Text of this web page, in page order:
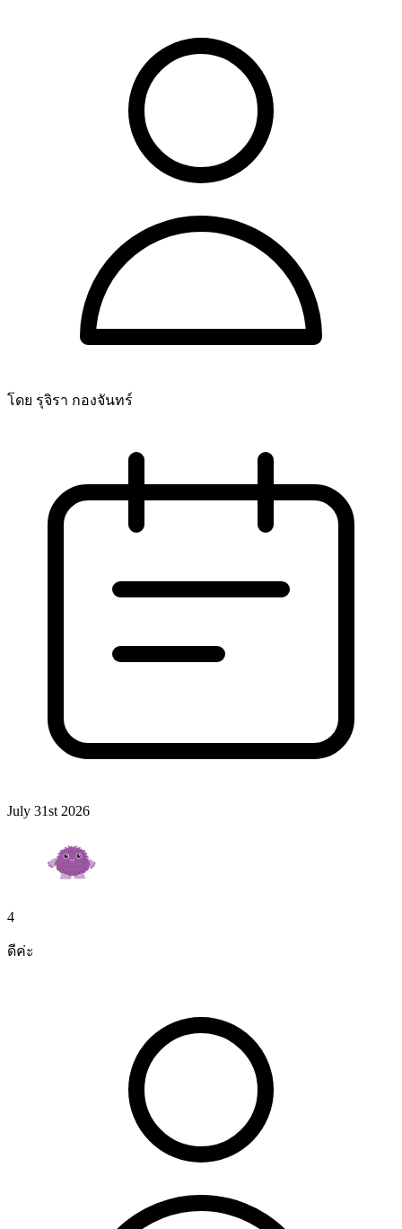
โดย รุจิรา กองจันทร์
July 31st 2026
4
ดีค่ะ